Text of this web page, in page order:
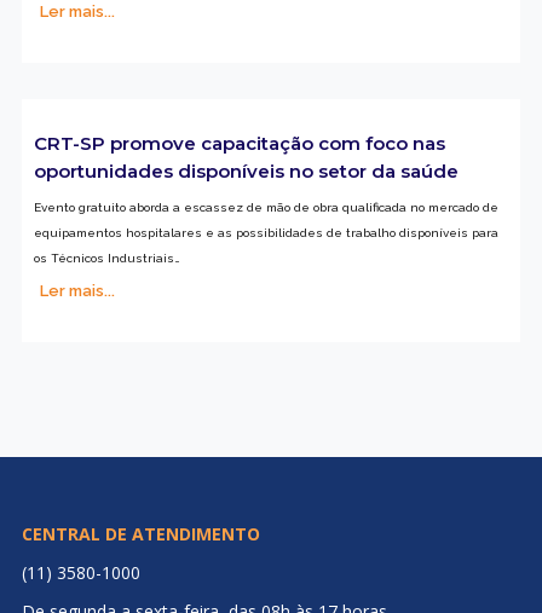
Ler mais...
CRT-SP promove capacitação com foco nas
oportunidades disponíveis no setor da saúde
Evento gratuito aborda a escassez de mão de obra qualificada no mercado de
equipamentos hospitalares e as possibilidades de trabalho disponíveis para
os Técnicos Industriais…
Ler mais...
CENTRAL DE ATENDIMENTO
(11) 3580-1000